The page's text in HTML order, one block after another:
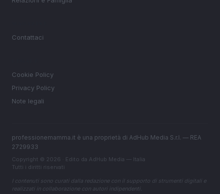
Contattaci
Cookie Policy
Privacy Policy
Note legali
professionemamma.it è una proprietà di AdHub Media S.r.l. — REA
2729933
Copyright © 2026 · Edito da AdHub Media — Italia
Tutti i diritti riservati
I contenuti sono curati dalla redazione con il supporto di strumenti digitali e
realizzati in collaborazione con autori indipendenti.